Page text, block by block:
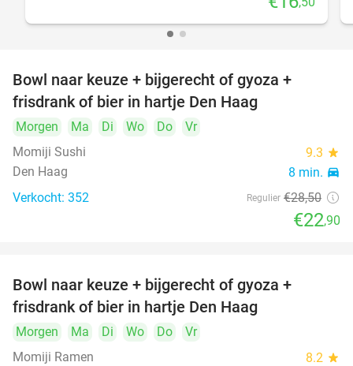
Bowl naar keuze + bijgerecht of gyoza +
frisdrank of bier in hartje Den Haag
Morgen Ma Di Wo Do
Vr
Momiji Sushi
9.3 star
Den Haag 8 min. directions_car
Verkocht: 352 Regulier €28,50
€22,90
Bowl naar keuze + bijgerecht of gyoza +
frisdrank of bier in hartje Den Haag
Morgen Ma Di Wo Do
Vr
Momiji Ramen
8.2 star